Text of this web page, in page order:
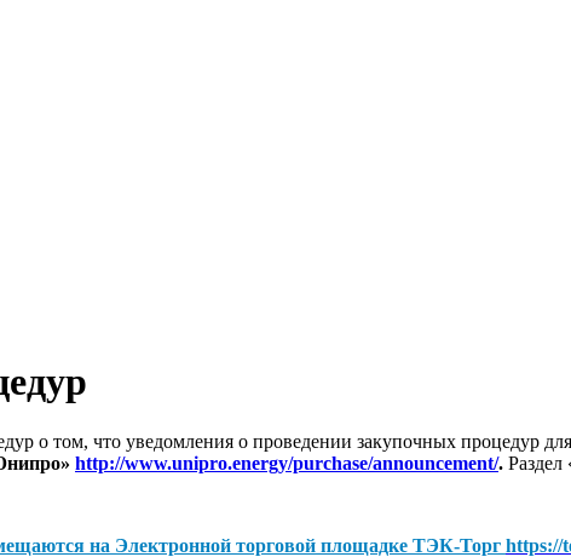
о том, что уведомления о проведении закупочных процедур
http://www.unipro.energy/purchase/announcement/. Раздел
на Электронной торговой площадке ТЭК-Торг https://